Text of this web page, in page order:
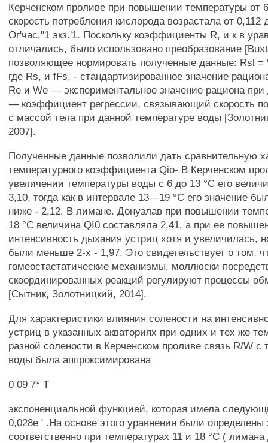
Керченском проливе при повышении температуры от
скорость потребления кислорода возрастала от 0,112
Ог'час."1 экз.'1. Поскольку коэффициенты R, и к в
отличались, было использовано преобразование
позволяющее нормировать полученные данные: Rsl =
где Rs, и fFs, - стандартизированное значение
Re и We — экспериментальное значение рациона
— коэффициент регрессии, связывающий скорость
с массой тела при данной температуре воды
2007].
Полученные данные позволили дать сравнительную
температурного коэффициента Qio- В Керченском
увеличении температуры воды с 6 до 13 °С его
3,10, тогда как в интервале 13—19 °С его значение
ниже - 2,12. В лимане. Донузлав при повышении
18 °С величина QI0 составляла 2,41, а при ее
интенсивность дыхания устриц хотя и увеличилась,
были меньше 2-х - 1,97. Это свидетельствует о том,
гомеостастатические механизмы, моллюски
скоординированных реакций регулируют процессы
[Сытник, Золотницкий, 2014].
Для характеристики влияния солености на
устриц в указанных акваториях при одних и тех же
разной солености в Керченском проливе связь R/W с
воды была аппроксимирована
0 09 7* Т
экспоненциальной функцией, которая имела
0,028е ' .На основе этого уравнения были определены
соответственно при температурах 11 и 18 °С (